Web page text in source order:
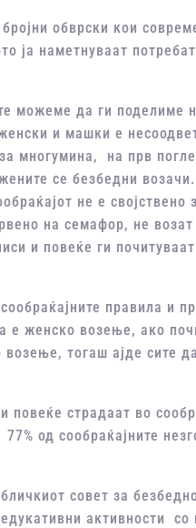
обврски кои
ја наметнуваат
можеме да ги поделиме
и машки е
многумина, на прв
се безбедни
не е
на семафор, не
и повеќе ги
правила и
е женско возење, ако
тогаш ајде сите
повеќе страдаат во
од сообраќајните
совет за
активности